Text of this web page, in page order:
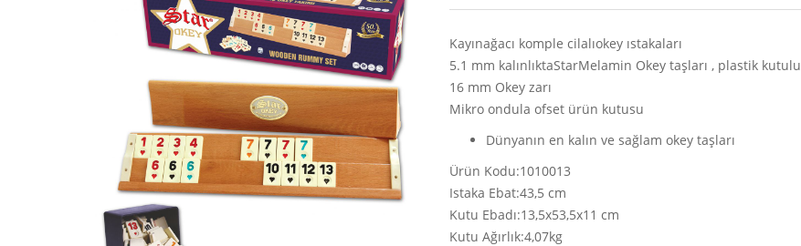
Kayınağacı komple cilalıokey ıstakaları
5.1 mm kalınlıktaStarMelamin Okey taşları , plastik kutulu
16 mm Okey zarı
Mikro ondula ofset ürün kutusu
Dünyanın en kalın ve sağlam okey taşları
Ürün Kodu:1010013
Istaka Ebat:43,5 cm
Kutu Ebadı:13,5x53,5x11 cm
Kutu Ağırlık:4,07kg